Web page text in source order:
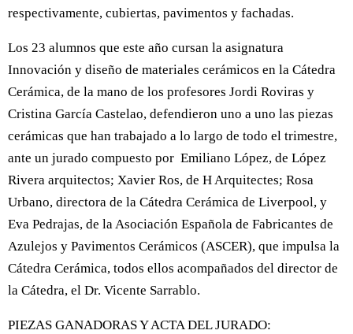
respectivamente, cubiertas, pavimentos y fachadas.
Los 23 alumnos que este año cursan la asignatura
Innovación y diseño de materiales cerámicos en la Cátedra
Cerámica, de la mano de los profesores Jordi Roviras y
Cristina García Castelao, defendieron uno a uno las piezas
cerámicas que han trabajado a lo largo de todo el trimestre,
ante un jurado compuesto por Emiliano López, de López
Rivera arquitectos; Xavier Ros, de H Arquitectes; Rosa
Urbano, directora de la Cátedra Cerámica de Liverpool, y
Eva Pedrajas, de la Asociación Española de Fabricantes de
Azulejos y Pavimentos Cerámicos (ASCER), que impulsa la
Cátedra Cerámica, todos ellos acompañados del director de
la Cátedra, el Dr. Vicente Sarrablo.
PIEZAS GANADORAS Y ACTA DEL JURADO: